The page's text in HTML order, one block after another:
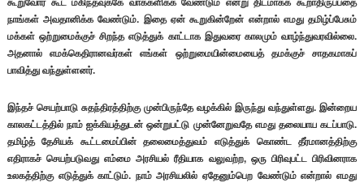
நாங்கள் அவதானிக்க வேண்டும். இதை ஏன் கூறுகின்றேன் என்றால் எமது தமிழ்ப்பேசும்
மக்கள் ஒற்றுமைக்குச் சிறந்த எடுத்துக் காட்டாக இதுவரை காலமும் வாழ்ந்துவரவில்லை.
அதனால் எமக்கெதிரானவர்கள் எங்கள் ஒற்றுமையின்மையைத் தமக்குச் சாதகமாகப்
பாவித்து வந்துள்ளனர்.
இந்தச் செயற்பாடு சுதந்திரத்திற்கு முன்பிருந்தே வழக்கில் இருந்து வந்துள்ளது. இன்றைய
காலகட்டத்தில் நாம் ஐக்கியத்துடன் ஒன்றுபட்டு முன்னேறுவதே எமது தலையாய கடப்பாடு.
தமிழ்த் தேசியக் கூட்டமைப்பின் தலைமைத்துவம் எடுத்துக் கொண்ட தீர்மானத்திற்கு
எதிராகச் செயற்படுவது எம்மை அரசியல் ரீதியாக வலுவற்ற, ஒரு பிரிவுபட்ட பிரிவினராக
உலகத்திற்கு எடுத்துக் காட்டும். நாம் அரசியலில் ஏதேனும்பெற வேண்டும் என்றால் எமது